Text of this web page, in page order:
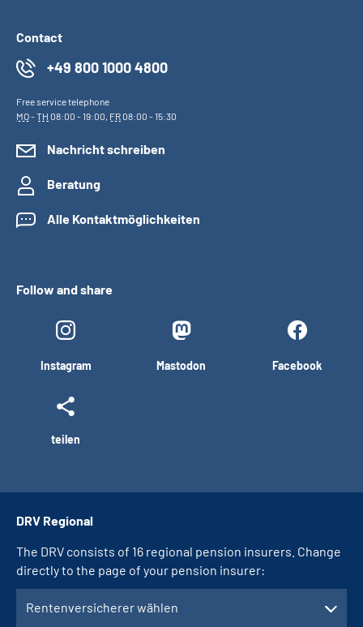
Contact
+49 800 1000 4800
Free service telephone
MO-TH 08:00 - 19:00, FR08:00 - 15:30
Nachricht schreiben
Beratung
Alle Kontaktmöglichkeiten
Follow and share
Instagram Mastodon Facebook
teilen
DRV Regional
The DRV consists of 16 regional pension insurers. Change
directly to the page of your pension insurer:
Rentenversicherer wählen